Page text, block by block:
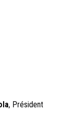
, Président